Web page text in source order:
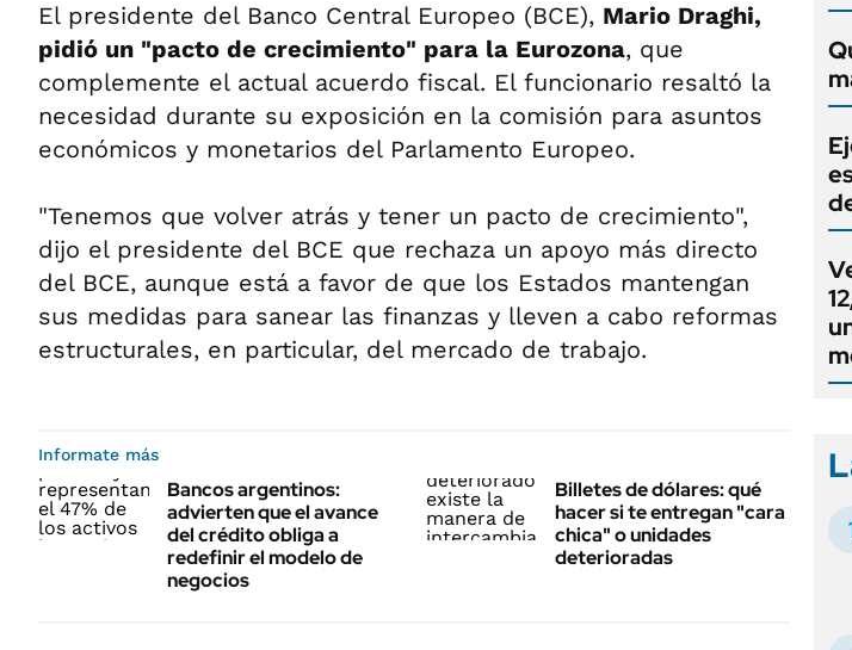
El presidente del Banco Central Europeo (BCE), Mario Draghi,
pidió un "pacto de crecimiento" para la Eurozona, que
complemente el actual acuerdo fiscal. El funcionario resaltó la
necesidad durante su exposición en la comisión para asuntos
económicos y monetarios del Parlamento Europeo.
"Tenemos que volver atrás y tener un pacto de crecimiento",
dijo el presidente del BCE que rechaza un apoyo más directo
del BCE, aunque está a favor de que los Estados mantengan
sus medidas para sanear las finanzas y lleven a cabo reformas
estructurales, en particular, del mercado de trabajo.
Informate más
Bancos argentinos:
advierten que el avance
del crédito obliga a
redefinir el modelo de
negocios
Billetes de dólares: qué
hacer si te entregan "cara
chica" o unidades
deterioradas